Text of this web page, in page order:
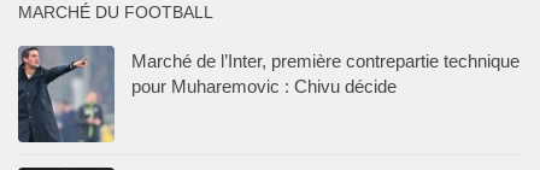
MARCHÉ DU FOOTBALL
Marché de l’Inter, première contrepartie technique
pour Muharemovic : Chivu décide